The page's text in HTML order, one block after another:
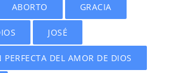
ABORTO GRACIA
JOSÉ
DEL AMOR DE DIOS